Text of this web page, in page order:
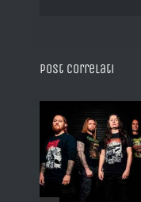
Post correlati